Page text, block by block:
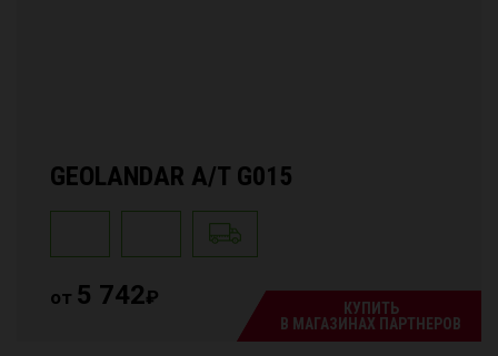
GEOLANDAR A/T G015
от 5 742₽
КУПИТЬ
В МАГАЗИНАХ ПАРТНЕРОВ